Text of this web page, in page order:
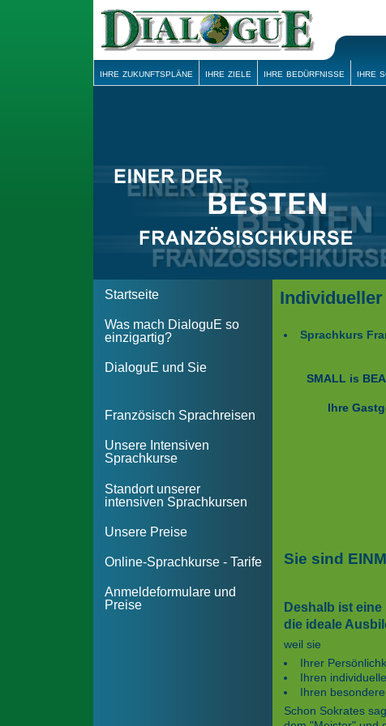
ihre zukunftspläne ihre ziele ihre bedürfnisse ihre
Sprachkurs
SMALL is
Ihre
Sie sind
Deshalb ist
die ideale
weil sie
Ihrer
Ihren
Ihren
Schon Sokrates
Startseite
Was mach DialoguE so
einzigartig?
DialoguE und Sie
Französisch Sprachreisen
Unsere Intensiven
Sprachkurse
Standort unserer
intensiven Sprachkursen
Unsere Preise
Online-Sprachkurse - Tarife
Anmeldeformulare und
Preise